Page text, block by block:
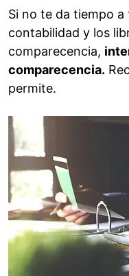
Si no te da tiempo
contabilidad y los
comparecencia,
comparecencia.
permite.